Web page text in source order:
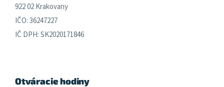
922 02 Krakovany
IČO: 36247227
IČ DPH: SK2020171846
Otváracie hodiny